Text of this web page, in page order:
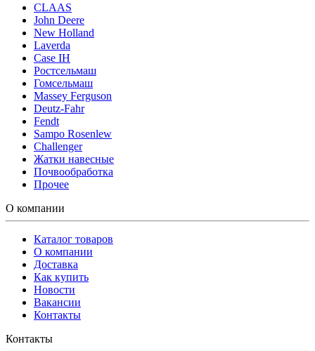
CLAAS
John Deere
New Holland
Laverda
Case IH
Ростсельмаш
Гомсельмаш
Massey Ferguson
Deutz-Fahr
Fendt
Sampo Rosenlew
Challenger
Жатки навесные
Почвообработка
Прочее
О компании
Каталог товаров
О компании
Доставка
Как купить
Новости
Вакансии
Контакты
Контакты